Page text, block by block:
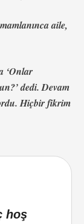
aile,
‘Onlar
dedi. Devam
Hiçbir fikrim
hoş